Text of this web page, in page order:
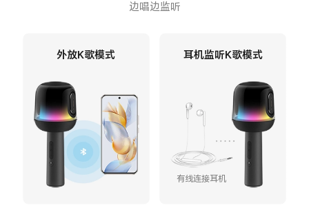
边唱边监听
外放K歌模式 耳机监听K歌模式
有线连接耳机